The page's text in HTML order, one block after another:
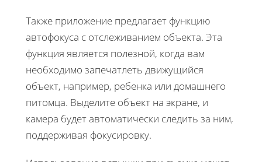
Также приложение предлагает функцию
автофокуса с отслеживанием объекта. Эта
функция является полезной, когда вам
необходимо запечатлеть движущийся
объект, например, ребенка или домашнего
питомца. Выделите объект на экране, и
камера будет автоматически следить за ним,
поддерживая фокусировку.